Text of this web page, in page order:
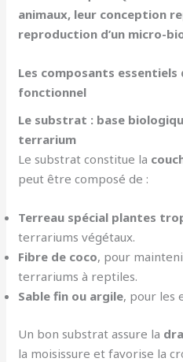
animaux, leur conception
reproduction d’un micro-
Les composants essentiels
fonctionnel
Le substrat : base
terrarium
Le substrat constitue la
peut être composé de :
Terreau spécial plantes
terrariums végétaux.
Fibre de coco, pour
terrariums à reptiles.
Sable fin ou argile, pour les
Un bon substrat assure la
la moisissure et favorise la